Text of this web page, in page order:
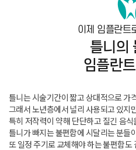
이제 임플란트
틀니의
임플란
틀니는 시술기간이 짧고 상대적으로 가
그래서 노년층에서 널리 사용되고 있지
특히 저작력이 약해 단단하고 질긴 음
틀니가 빠지는 불편함에 시달리는 분들
또 일정 주기로 교체해야 하는 불편함도